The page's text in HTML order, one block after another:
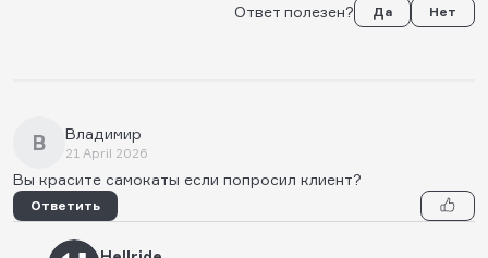
Ответ полезен?
Да Нет
В Владимир
21 April 2026
Вы красите самокаты если попросил клиент?
Ответить